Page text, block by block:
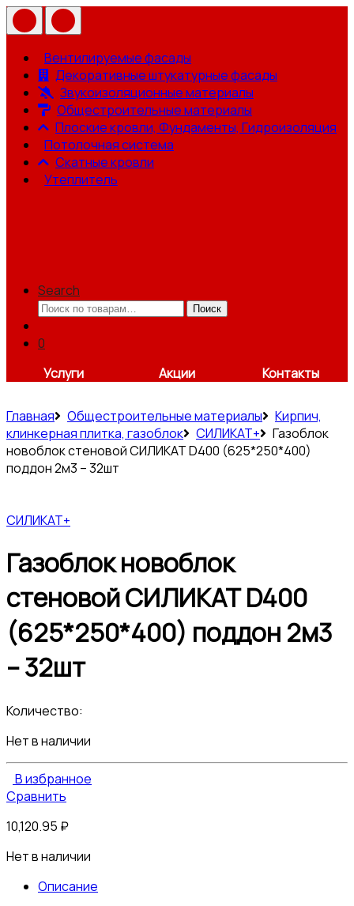
Вентилируемые фасады
Декоративные штукатурные фасады
Звукоизоляционные материалы
Общестроительные материалы
Плоские кровли, Фундаменты, Гидроизоляция
Потолочная система
Скатные кровли
Утеплитель
Search
Искать:
Поиск
0
Услуги
Акции Контакты
Главная Общестроительные материалы
Кирпич,
клинкерная плитка, газоблок
СИЛИКАТ+
Газоблок
новоблок стеновой СИЛИКАТ D400 (625*250*400)
поддон 2м3 – 32шт
СИЛИКАТ+
Газоблок новоблок
стеновой СИЛИКАТ D400
(625*250*400) поддон 2м3
– 32шт
Количество:
Нет в наличии
В избранное
Сравнить
10,120.95 ₽
Нет в наличии
Описание